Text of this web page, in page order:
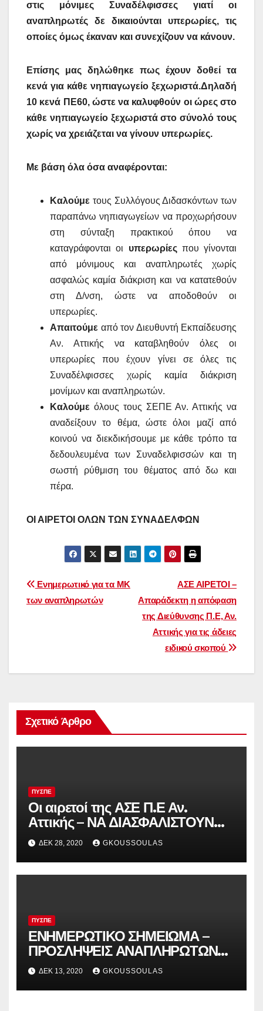
στις μόνιμες Συναδέλφισσες γιατί οι
αναπληρωτές δε δικαιούνται υπερωρίες, τις
οποίες όμως έκαναν και συνεχίζουν να κάνουν.
Επίσης μας δηλώθηκε πως έχουν δοθεί τα
κενά για κάθε νηπιαγωγείο ξεχωριστά.Δηλαδή
10 κενά ΠΕ60, ώστε να καλυφθούν οι ώρες στο
κάθε νηπιαγωγείο ξεχωριστά στο σύνολό τους
χωρίς να χρειάζεται να γίνουν υπερωρίες.
Με βάση όλα όσα αναφέρονται:
Καλούμε τους Συλλόγους Διδασκόντων των
παραπάνω νηπιαγωγείων να προχωρήσουν
στη σύνταξη πρακτικού όπου να
καταγράφονται οι υπερωρίεςπου γίνονται
από μόνιμους και αναπληρωτές χωρίς
ασφαλώς καμία διάκριση και να κατατεθούν
στη Δ/νση, ώστε να αποδοθούν οι
υπερωρίες.
Απαιτούμε από τον Διευθυντή Εκπαίδευσης
Αν. Αττικής να καταβληθούν όλες οι
υπερωρίες που έχουν γίνει σε όλες τις
Συναδέλφισσες χωρίς καμία διάκριση
μονίμων και αναπληρωτών.
Καλούμε όλους τους ΣΕΠΕ Αν. Αττικής να
αναδείξουν το θέμα, ώστε όλοι μαζί από
κοινού να διεκδικήσουμε με κάθε τρόπο τα
δεδουλευμένα των Συναδελφισσών και τη
σωστή ρύθμιση του θέματος από δω και
πέρα.
ΟΙ ΑΙΡΕΤΟΙ ΟΛΩΝ ΤΩΝ ΣΥΝΑΔΕΛΦΩΝ
Πλοήγηση
άρθρων
ΑΣΕ ΑΙΡΕΤΟΙ –
Απαράδεκτη η απόφαση
της Διεύθυνσης Π.Ε, Αν.
Αττικής για τις άδειες
ειδικού σκοπού
Ενημερωτικό για τα ΜΚ
των αναπληρωτών
Σχετικό Άρθρο
ΠΥΣΠΕ
Οι αιρετοί της ΑΣΕ Π.Ε Αν.
Αττικής – ΝΑ ΔΙΑΣΦΑΛΙΣΤΟΥΝ
ΕΔΩ ΚΑΙ ΤΩΡΑ ΤΑ ΕΡΓΑΣΙΑΚΑ
ΔΙΚΑΙΩΜΑΤΑ ΤΩΝ ΝΗΠΙΑΓΩΓΩΝ
ΣΤΑ 4ΘΕΣΙΑ ΣΧΟΛΕΙΑ
ΔΕΚ 28, 2020 GKOUSSOULAS
ΠΥΣΠΕ
ΕΝΗΜΕΡΩΤΙΚΟ ΣΗΜΕΙΩΜΑ –
ΠΡΟΣΛΗΨΕΙΣ ΑΝΑΠΛΗΡΩΤΩΝ
ΣΕ ΕΠΙΠΕΔΟ ΔΙΕΥΘΥΝΣΕΩΝ!!! –
ΚΥΒΕΡΝΗΤΙΚΗ ΕΚΤΡΟΠΗ ΓΙΑ
ΔΟΤΟΥΣ ΑΙΡΕΤΟΥΣ
ΔΕΚ 13, 2020 GKOUSSOULAS